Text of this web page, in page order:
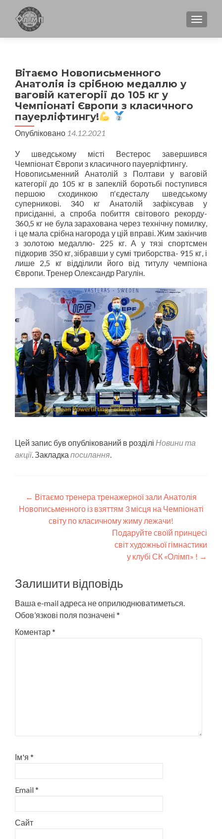
Вітаємо Новописьменного
Анатолія із срібною медаллю у
ваговій категорії до 105 кг у
Чемпіонаті Європи з класичного
пауерліфтингу!
Опубліковано 14.12.2021
У шведському місті Вестерос завершився
Чемпіонат Європи з класичного пауерліфтингу.
Новописьменний Анатолій з Полтави у ваговій
категорії до 105 кг в запеклій боротьбі поступився
першою сходинкою п‘єдесталу шведському
суперникові. 340 кг Анатолій зафіксував у
присіданні, а спроба побиття світового рекорду-
360,5 кг не була зарахована через технічну помилку,
і це мала срібна нагорода у цій вправі. Жим закінчив
з золотою медаллю- 225 кг. А у тязі спортсмен
підкорив 350 кг, зібравши у сумі триборства- 915 кг, і
лише 2,5 кг відділили його від титулу чемпіона
Європи. Тренер Олександр Рагулін.
Цей запис був опублікований в розділі Новини та
акції. Закладка посилання.
Post
navigation
← Вітаємо тренера тренажерної зали Анатолія
Новописьменного із взяттям 3 місця на Чемпіонаті
світу по класичному жиму лежачи!
Подаруйте своїй принцесі
світ художньої гімнастики
у клубі СК «Олімп» ! →
Залишити відповідь
Ваша e-mail адреса не оприлюднюватиметься.
Обов’язкові поля позначені *
Коментар*
Ім'я *
Email*
Сайт